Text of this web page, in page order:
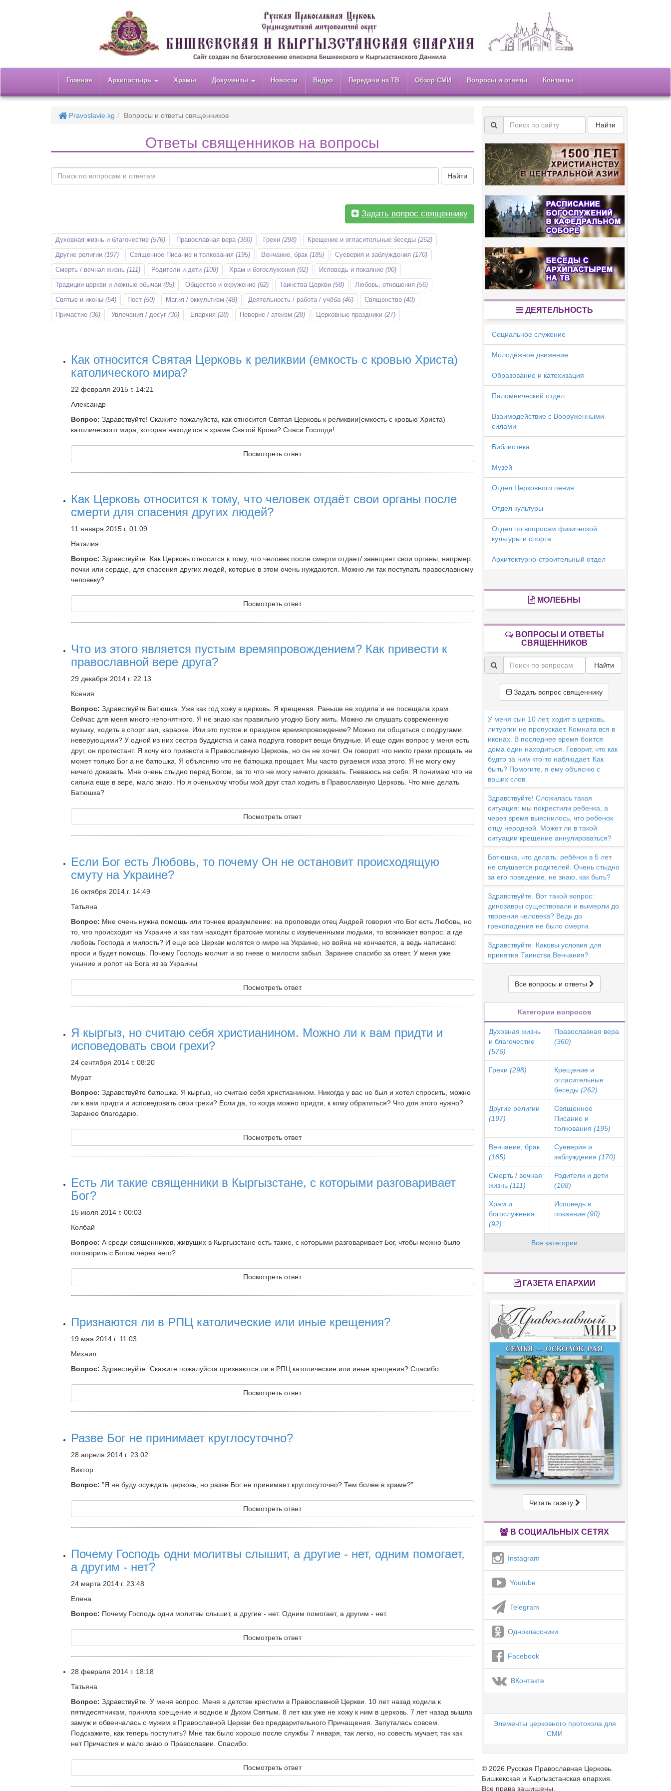
Главная Архипастырь Храмы Документы Новости Видео Передачи на ТВ Обзор СМИ Вопросы и ответы Контакты
Pravoslavie.kg Вопросы и ответы священников
Ответы священников на вопросы
Найти
Задать вопрос священнику
Духовная жизнь и благочестие (576) Православная вера (360) Грехи (298) Крещение и огласительные беседы (262)
Другие религии (197) Священное Писание и толкования (195) Венчание, брак (185) Суеверия и заблуждения (170)
Смерть / вечная жизнь (111) Родители и дети (108) Храм и богослужения (92) Исповедь и покаяние (90)
Традиции церкви и ложные обычаи (85) Общество и окружение (62) Таинства Церкви (58) Любовь, отношения (56)
Святые и иконы (54) Пост (50) Магия / оккультизм (48) Деятельность / работа / учёба (46) Священство (40)
Причастие (36) Увлечения / досуг (30) Епархия (28) Неверие / атеизм (28) Церковные праздники (27)
Как относится Святая Церковь к реликвии (емкость с кровью Христа)
католического мира?
22 февраля 2015 г. 14:21
Александр
Вопрос: Здравствуйте! Скажите пожалуйста, как относится Святая Церковь к реликвии(емкость с кровью Христа)
католического мира, которая находится в храме Святой Крови? Спаси Господи!
Посмотреть ответ
Как Церковь относится к тому, что человек отдаёт свои органы после
смерти для спасения других людей?
11 января 2015 г. 01:09
Наталия
Вопрос: Здравствуйте. Как Церковь относится к тому, что человек после смерти отдает/ завещает свои органы, напрмер,
почки или сердце, для спасения других людей, которые в этом очень нуждаются. Можно ли так поступать православному
человеку?
Посмотреть ответ
Что из этого является пустым времяпровождением? Как привести к
православной вере друга?
29 декабря 2014 г. 22:13
Ксения
Вопрос: Здравствуйте Батюшка. Уже как год хожу в церковь. Я крещеная. Раньше не ходила и не посещала храм.
Сейчас для меня много непонятного. Я не знаю как правильно угодно Богу жить. Можно ли слушать современную
музыку, ходить в спорт зал, караоке. Или это пустое и праздное времяпровождение? Можно ли общаться с подругами
неверующими? У одной из них сестра буддистка и сама подруга говорит вещи блудные. И еще один вопрос у меня есть
друг, он протестант. Я хочу его привести в Православную Церковь, но он не хочет. Он говорит что никто грехи прощать не
может только Бог а не батюшка. Я объясняю что не батюшка прощает. Мы часто ругаемся изза этого. Я не могу ему
ничего доказать. Мне очень стыдно перед Богом, за то что не могу ничего доказать. Гневаюсь на себя. Я понимаю что не
сильна еще в вере, мало знаю. Но я оченьхочу чтобы мой друг стал ходить в Православную Церковь. Что мне делать
Батюшка?
Посмотреть ответ
Если Бог есть Любовь, то почему Он не остановит происходящую
смуту на Украине?
16 октября 2014 г. 14:49
Татьяна
Вопрос: Мне очень нужна помощь или точнее вразумление: на проповеди отец Андрей говорил что Бог есть Любовь, но
то, что происходит на Украине и как там находят братские могилы с изувеченными людьми, то возникает вопрос: а где
любовь Господа и милость? И еще все Церкви молятся о мире на Украине, но война не кончается, а ведь написано:
проси и будет помощь. Почему Господь молчит и во гневе о милости забыл. Заранее спасибо за ответ. У меня уже
уныние и ропот на Бога из за Украины
Посмотреть ответ
Я кыргыз, но считаю себя христианином. Можно ли к вам придти и
исповедовать свои грехи?
24 сентября 2014 г. 08:20
Мурат
Вопрос: Здравствуйте батюшка. Я кыргыз, но считаю себя христианином. Никогда у вас не был и хотел спросить, можно
ли к вам придти и исповедовать свои грехи? Если да, то когда можно придти, к кому обратиться? Что для этого нужно?
Заранее благодарю.
Посмотреть ответ
Есть ли такие священники в Кыргызстане, с которыми разговаривает
Бог?
15 июля 2014 г. 00:03
Колбай
Вопрос: А среди священников, живущих в Кыргызстане есть такие, с которыми разговаривает Бог, чтобы можно было
поговорить с Богом через него?
Посмотреть ответ
Признаются ли в РПЦ католические или иные крещения?
19 мая 2014 г. 11:03
Михаил
Вопрос: Здравствуйте. Скажите пожалуйста признаются ли в РПЦ католические или иные крещения? Спасибо.
Посмотреть ответ
Разве Бог не принимает круглосуточно?
28 апреля 2014 г. 23:02
Виктор
Вопрос: "Я не буду осуждать церковь, но разве Бог не принимает круглосуточно? Тем более в храме?"
Посмотреть ответ
Почему Господь одни молитвы слышит, а другие - нет, одним помогает,
а другим - нет?
24 марта 2014 г. 23:48
Елена
Вопрос: Почему Господь одни молитвы слышит, а другие - нет. Одним помогает, а другим - нет.
Посмотреть ответ
28 февраля 2014 г. 18:18
Татьяна
Вопрос: Здравствуйте. У меня вопрос. Меня в детстве крестили в Православной Церкви. 10 лет назад ходила к
пятидесятникам, приняла крещение и водное и Духом Святым. 8 лет как уже не хожу к ним в церковь. 7 лет назад вышла
замуж и обвенчалась с мужем в Православной Церкви без предварительного Причащения. Запуталась совсем.
Подскажите, как теперь поступить? Мне так было хорошо после службы 7 января, так легко, но совесть мучает, так как
нет Причастия и мало знаю о Православии. Спасибо.
Посмотреть ответ
Найти
ДЕЯТЕЛЬНОСТЬ
Социальное служение
Молодёжное движение
Образование и катехизация
Паломнический отдел
Взаимодействие с Вооруженными
силами
Библиотека
Музей
Отдел Церковного пения
Отдел культуры
Отдел по вопросам физической
культуры и спорта
Архитектурно-строительный отдел
МОЛЕБНЫ
ВОПРОСЫ И ОТВЕТЫ
СВЯЩЕННИКОВ
Найти
Задать вопрос священнику
У меня сын 10 лет, ходит в церковь,
литургии не пропускает. Комната вся в
иконах. В последнее время боится
дома один находиться. Говорит, что как
будто за ним кто-то наблюдает. Как
быть? Помогите, я ему объясню с
ваших слов.
Здравствуйте! Сложилась такая
ситуация: мы покрестили ребенка, а
через время выяснилось, что ребенок
отцу неродной. Может ли в такой
ситуации крещение аннулироваться?
Батюшка, что делать: ребёнок в 5 лет
не слушается родителей. Очень стыдно
за его поведение, не знаю, как быть?
Здравствуйте. Вот такой вопрос:
динозавры существовали и вымерли до
творения человека? Ведь до
грехопадения не было смерти.
Здравствуйте. Каковы условия для
принятия Таинства Венчания?
Все вопросы и ответы
Категории вопросов
Духовная жизнь
и благочестие
(576)
Православная вера
(360)
Грехи (298)
Крещение и
огласительные
беседы (262)
Другие религии
(197)
Священное
Писание и
толкования (195)
Венчание, брак
(185)
Суеверия и
заблуждения (170)
Смерть / вечная
жизнь (111)
Родители и дети
(108)
Храм и
богослужения
(92)
Исповедь и
покаяние (90)
Все категории
ГАЗЕТА ЕПАРХИИ
Читать газету
В СОЦИАЛЬНЫХ СЕТЯХ
Instagram
Youtube
Telegram
Одноклассники
Facebook
ВКонтакте
Элементы церковного протокола для
СМИ
© 2026 Русская Православная Церковь.
Бишкекская и Кыргызстанская епархия.
Все права защищены.